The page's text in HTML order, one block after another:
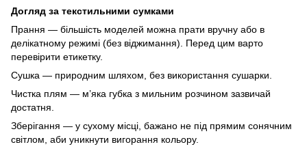
Догляд за текстильними сумками
Прання — більшість моделей можна прати вручну або в
делікатному режимі (без віджимання). Перед цим варто
перевірити етикетку.
Сушка — природним шляхом, без використання сушарки.
Чистка плям — м’яка губка з мильним розчином зазвичай
достатня.
Зберігання — у сухому місці, бажано не під прямим сонячним
світлом, аби уникнути вигорання кольору.